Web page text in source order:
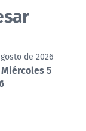
de 2026
5